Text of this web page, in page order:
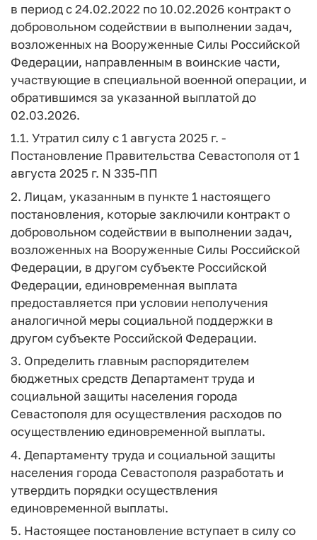
в период с 24.02.2022 по 10.02.2026 контракт о
добровольном содействии в выполнении задач,
возложенных на Вооруженные Силы Российской
Федерации, направленным в воинские части,
участвующие в специальной военной операции, и
обратившимся за указанной выплатой до
02.03.2026.
1.1. Утратил силу с 1 августа 2025 г. -
Постановление Правительства Севастополя от 1
августа 2025 г. N 335-ПП
2. Лицам, указанным в пункте 1 настоящего
постановления, которые заключили контракт о
добровольном содействии в выполнении задач,
возложенных на Вооруженные Силы Российской
Федерации, в другом субъекте Российской
Федерации, единовременная выплата
предоставляется при условии неполучения
аналогичной меры социальной поддержки в
другом субъекте Российской Федерации.
3. Определить главным распорядителем
бюджетных средств Департамент труда и
социальной защиты населения города
Севастополя для осуществления расходов по
осуществлению единовременной выплаты.
4. Департаменту труда и социальной защиты
населения города Севастополя разработать и
утвердить порядки осуществления
единовременной выплаты.
5. Настоящее постановление вступает в силу со